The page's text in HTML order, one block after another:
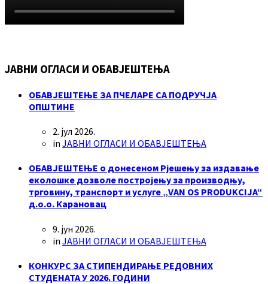
ЈАВНИ ОГЛАСИ И ОБАВЈЕШТЕЊА
ОБАВЈЕШТЕЊЕ ЗА ПЧЕЛАРЕ СА ПОДРУЧЈА
ОПШТИНЕ
2. јул 2026.
in ЈАВНИ ОГЛАСИ И ОБАВЈЕШТЕЊА
ОБАВЈЕШТЕЊЕ о донесеном Рјешењу за издавање
еколошке дозволе постројењу за производњу,
трговину, транспорт и услуге „VAN OS PRODUKCIJA“
д.о.о. Карановац
9. јун 2026.
in ЈАВНИ ОГЛАСИ И ОБАВЈЕШТЕЊА
КОНКУРС ЗА СТИПЕНДИРАЊЕ РЕДОВНИХ
СТУДЕНАТА У 2026. ГОДИНИ